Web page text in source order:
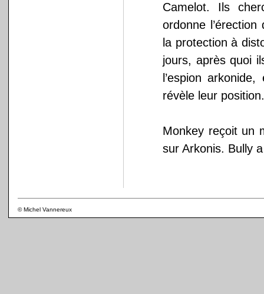
Camelot. Ils
ordonne
la protection à
jours, après quoi
l’espion
révèle leur
Monkey reçoit un
sur Arkonis. Bully
© Michel Vannereux